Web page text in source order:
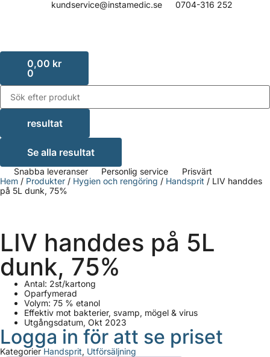
kundservice@instamedic.se 0704-316 252
0,00 kr
0
resultat
Se alla resultat
Snabba leveranser Personlig service
Prisvärt
Hem / Produkter / Hygien och rengöring / Handsprit / LIV handdes
på 5L dunk, 75%
LIV handdes på 5L
dunk, 75%
Antal: 2st/kartong
Oparfymerad
Volym: 75 % etanol
Effektiv mot bakterier, svamp, mögel & virus
Utgångsdatum, Okt 2023
Logga in för att se priset
Kategorier Handsprit, Utförsäljning